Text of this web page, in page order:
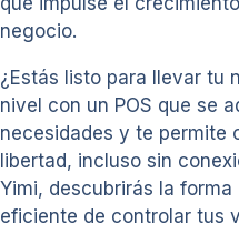
negocio.
¿Estás listo para llevar tu
nivel con un POS que se
necesidades y te permite
libertad, incluso sin
Yimi, descubrirás la
eficiente de controlar tus